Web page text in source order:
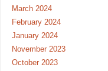
March 2024
February 2024
January 2024
November 2023
October 2023